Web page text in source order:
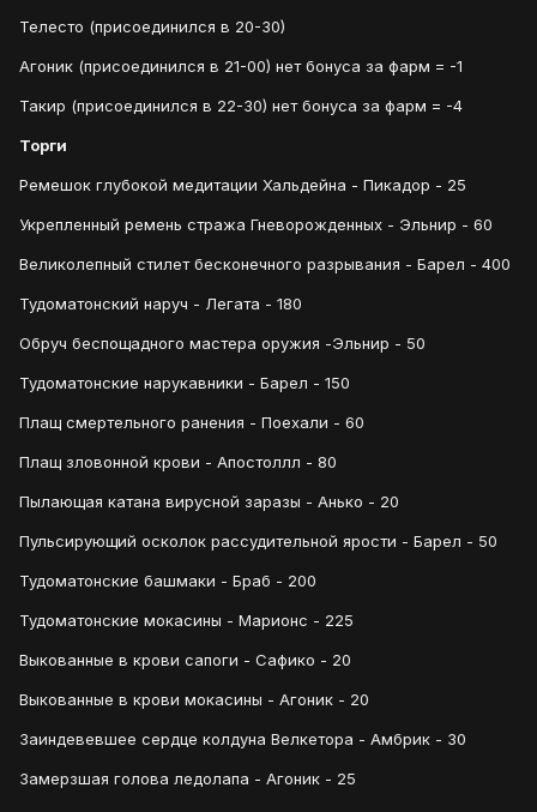
Телесто (присоединился в 20-30)
Агоник (присоединился в 21-00) нет бонуса за фарм = -1
Такир (присоединился в 22-30) нет бонуса за фарм = -4
Торги
Ремешок глубокой медитации Хальдейна - Пикадор - 25
Укрепленный ремень стража Гневорожденных - Эльнир - 60
Великолепный стилет бесконечного разрывания - Барел - 400
Тудоматонский наруч - Легата - 180
Обруч беспощадного мастера оружия -Эльнир - 50
Тудоматонские нарукавники - Барел - 150
Плащ смертельного ранения - Поехали - 60
Плащ зловонной крови - Апостоллл - 80
Пылающая катана вирусной заразы - Анько - 20
Пульсирующий осколок рассудительной ярости - Барел - 50
Тудоматонские башмаки - Браб - 200
Тудоматонские мокасины - Марионс - 225
Выкованные в крови сапоги - Сафико - 20
Выкованные в крови мокасины - Агоник - 20
Заиндевевшее сердце колдуна Велкетора - Амбрик - 30
Замерзшая голова ледолапа - Агоник - 25